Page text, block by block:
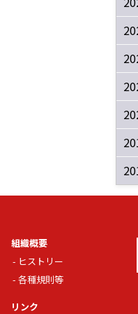
組織概要
ヒストリー
各種規則等
リンク